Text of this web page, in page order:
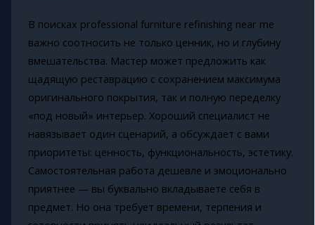
В поисках professional furniture refinishing near me
важно соотносить не только ценник, но и глубину
вмешательства. Мастер может предложить как
щадящую реставрацию с сохранением максимума
оригинального покрытия, так и полную переделку
«под новый» интерьер. Хороший специалист не
навязывает один сценарий, а обсуждает с вами
приоритеты: ценность, функциональность, эстетику.
Самостоятельная работа дешевле и эмоционально
приятнее — вы буквально вкладываете себя в
предмет. Но она требует времени, терпения и